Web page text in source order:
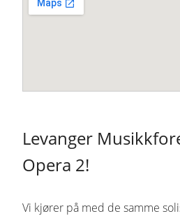
Levanger
Opera 2!
Vi kjører på med de samme